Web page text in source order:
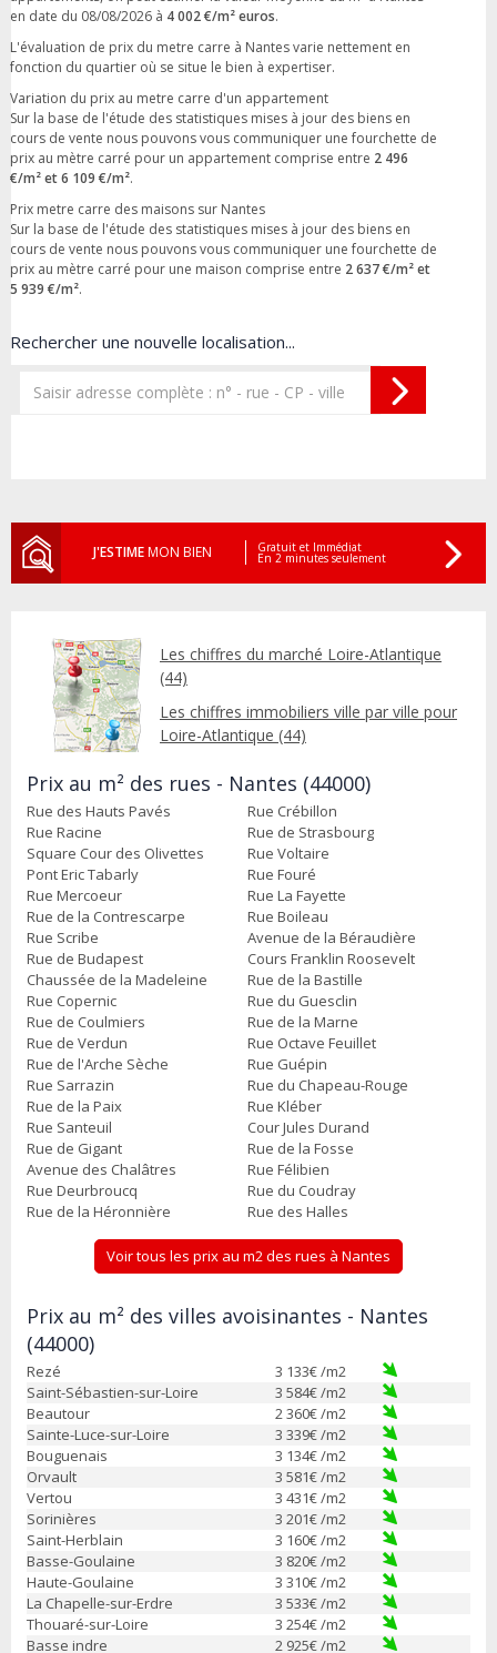
en date du 08/08/2026 à 4 002 €/m² euros.
L'évaluation de prix du metre carre à Nantes varie nettement en
fonction du quartier où se situe le bien à expertiser.
Variation du prix au metre carre d'un appartement
Sur la base de l'étude des statistiques mises à jour des biens en
cours de vente nous pouvons vous communiquer une fourchette de
prix au mètre carré pour un appartement comprise entre 2 496
€/m² et 6 109 €/m².
Prix metre carre des maisons sur Nantes
Sur la base de l'étude des statistiques mises à jour des biens en
cours de vente nous pouvons vous communiquer une fourchette de
prix au mètre carré pour une maison comprise entre 2 637 €/m² et
5 939 €/m².
Rechercher une nouvelle localisation...
J'ESTIMEMON BIEN Gratuit et Immédiat
En 2 minutes seulement
Les chiffres du marché Loire-Atlantique
(44)
Les chiffres immobiliers ville par ville pour
Loire-Atlantique (44)
Prix au m² des rues - Nantes (44000)
Rue des Hauts Pavés
Rue Crébillon
Rue Racine
Rue de Strasbourg
Square Cour des Olivettes
Rue Voltaire
Pont Eric Tabarly
Rue Fouré
Rue Mercoeur
Rue La Fayette
Rue de la Contrescarpe
Rue Boileau
Rue Scribe
Avenue de la Béraudière
Rue de Budapest
Cours Franklin Roosevelt
Chaussée de la Madeleine
Rue de la Bastille
Rue Copernic
Rue du Guesclin
Rue de Coulmiers
Rue de la Marne
Rue de Verdun
Rue Octave Feuillet
Rue de l'Arche Sèche
Rue Guépin
Rue Sarrazin
Rue du Chapeau-Rouge
Rue de la Paix
Rue Kléber
Rue Santeuil
Cour Jules Durand
Rue de Gigant
Rue de la Fosse
Avenue des Chalâtres
Rue Félibien
Rue Deurbroucq
Rue du Coudray
Rue de la Héronnière
Rue des Halles
Voir tous les prix au m2 des rues à Nantes
Prix au m² des villes avoisinantes - Nantes
(44000)
Rezé 3 133€ /m2
Saint-Sébastien-sur-Loire
3 584€ /m2
Beautour
2 360€ /m2
Sainte-Luce-sur-Loire
3 339€ /m2
Bouguenais
3 134€ /m2
Orvault
3 581€ /m2
Vertou
3 431€ /m2
Sorinières
3 201€ /m2
Saint-Herblain
3 160€ /m2
Basse-Goulaine
3 820€ /m2
Haute-Goulaine
3 310€ /m2
La Chapelle-sur-Erdre
3 533€ /m2
Thouaré-sur-Loire
3 254€ /m2
Basse indre
2 925€ /m2